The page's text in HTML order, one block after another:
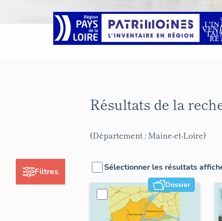
Filtres
Résultats de la
(Département : Maine-et-Loire)
Sélectionner les résultats
Dossier